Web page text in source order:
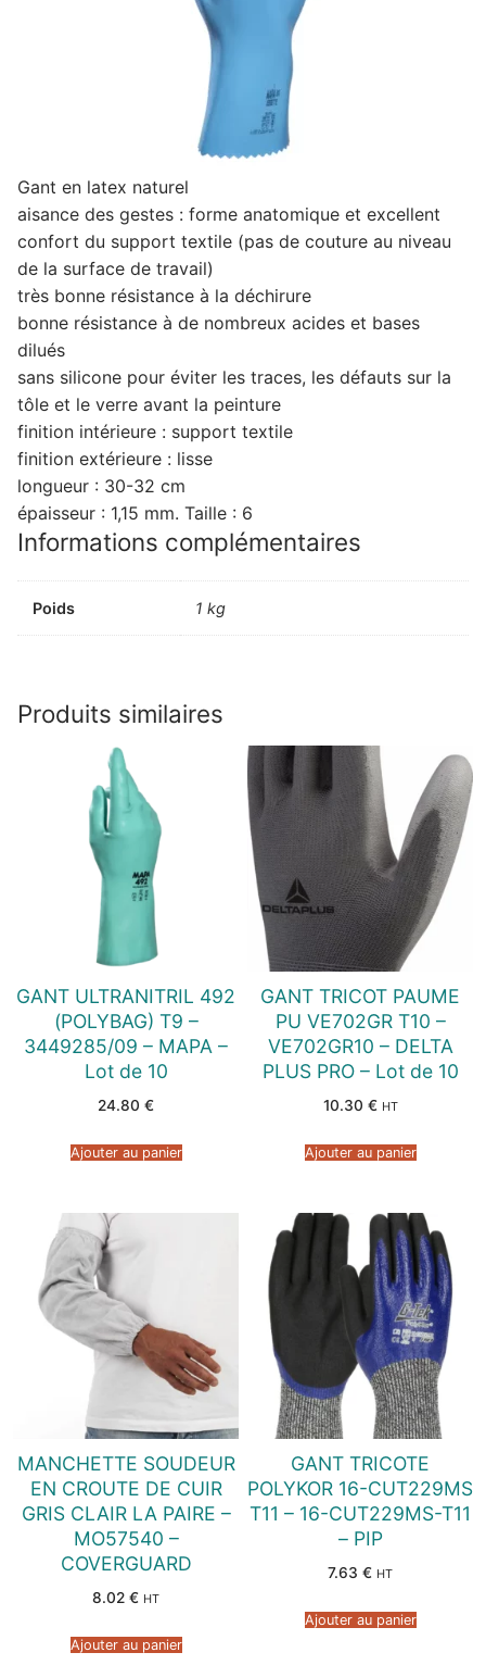
Gant en latex naturel
aisance des gestes : forme anatomique et excellent
confort du support textile (pas de couture au niveau
de la surface de travail)
très bonne résistance à la déchirure
bonne résistance à de nombreux acides et bases
dilués
sans silicone pour éviter les traces, les défauts sur la
tôle et le verre avant la peinture
finition intérieure : support textile
finition extérieure : lisse
longueur : 30-32 cm
épaisseur : 1,15 mm. Taille : 6
Informations complémentaires
Poids 1 kg
Produits similaires
GANT ULTRANITRIL 492
(POLYBAG) T9 –
3449285/09 – MAPA –
Lot de 10
24.80 €
Ajouter au panier
GANT TRICOT PAUME
PU VE702GR T10 –
VE702GR10 – DELTA
PLUS PRO – Lot de 10
10.30 € HT
Ajouter au panier
MANCHETTE SOUDEUR
EN CROUTE DE CUIR
GRIS CLAIR LA PAIRE –
MO57540 –
COVERGUARD
8.02 € HT
Ajouter au panier
GANT TRICOTE
POLYKOR 16-CUT229MS
T11 – 16-CUT229MS-T11
– PIP
7.63 € HT
Ajouter au panier